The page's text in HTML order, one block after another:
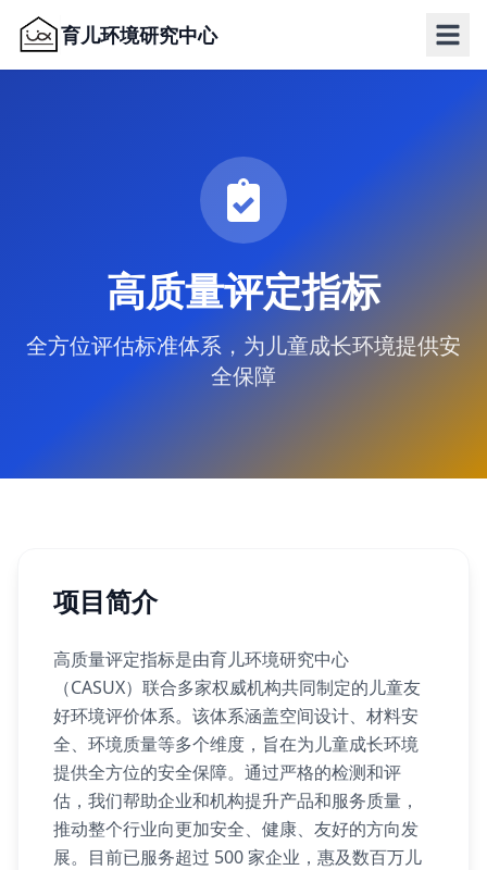
育儿环境研究中心
高质量评定指标
全方位评估标准体系，为儿童成长环境提供安
全保障
项目简介
高质量评定指标是由育儿环境研究中心
（CASUX）联合多家权威机构共同制定的儿童友
好环境评价体系。该体系涵盖空间设计、材料安
全、环境质量等多个维度，旨在为儿童成长环境
提供全方位的安全保障。通过严格的检测和评
估，我们帮助企业和机构提升产品和服务质量，
推动整个行业向更加安全、健康、友好的方向发
展。目前已服务超过 500 家企业，惠及数百万儿